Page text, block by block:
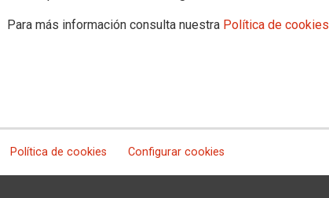
Para más información consulta nuestra Política de cookies
Política de cookies Configurar cookies
i editat per el Ministerio de Igualdad
FAMILIAR Y PERSONAL.
al concepte de conciliació i al seu significat en l'àmbit de les
un recorregut per la normativa que regula la conciliació de la vida
estatal i finalment es mostren mesures i exemples de bones